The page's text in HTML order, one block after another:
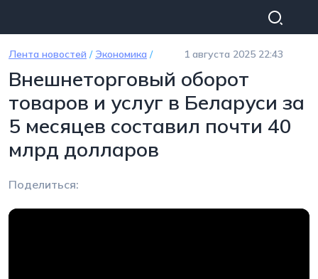
Лента новостей / Экономика / 1 августа 2025 22:43
Внешнеторговый оборот
товаров и услуг в Беларуси за
5 месяцев составил почти 40
млрд долларов
Поделиться: